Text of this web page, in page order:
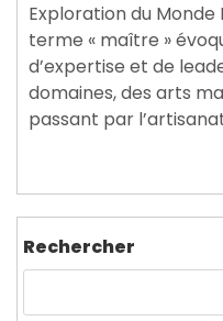
Exploration du Monde
terme « maître »
d’expertise et de
domaines, des arts
passant par
Rechercher